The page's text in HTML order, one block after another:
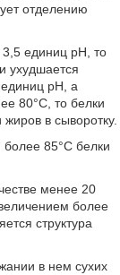
отделению
единиц pH, то
ухудшается
pH, а
80°С, то белки
в сыворотку.
85°С белки
менее 20
более
структура
в нем сухих